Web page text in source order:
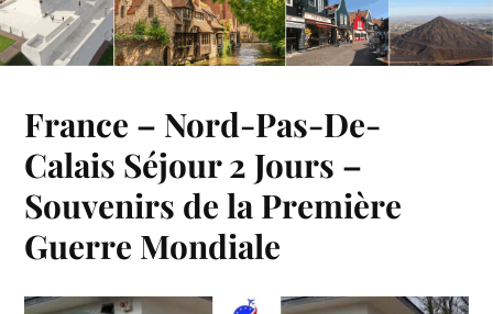
France – Nord-Pas-De-
Calais Séjour 2 Jours –
Souvenirs de la Première
Guerre Mondiale